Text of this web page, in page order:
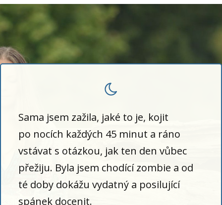
Sama jsem zažila, jaké to je, kojit
po nocích každých 45 minut a ráno
vstávat s otázkou, jak ten den vůbec
přežiju. Byla jsem chodící zombie a od
té doby dokážu vydatný a posilující
spánek docenit.